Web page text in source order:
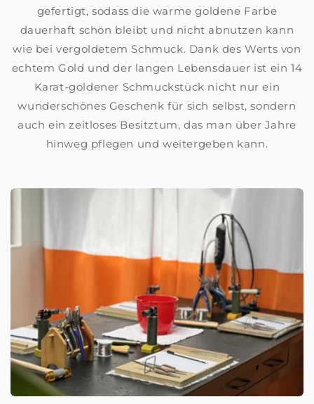
gefertigt, sodass die warme goldene Farbe
dauerhaft schön bleibt und nicht abnutzen kann
wie bei vergoldetem Schmuck. Dank des Werts von
echtem Gold und der langen Lebensdauer ist ein 14
Karat-goldener Schmuckstück nicht nur ein
wunderschönes Geschenk für sich selbst, sondern
auch ein zeitloses Besitztum, das man über Jahre
hinweg pflegen und weitergeben kann.